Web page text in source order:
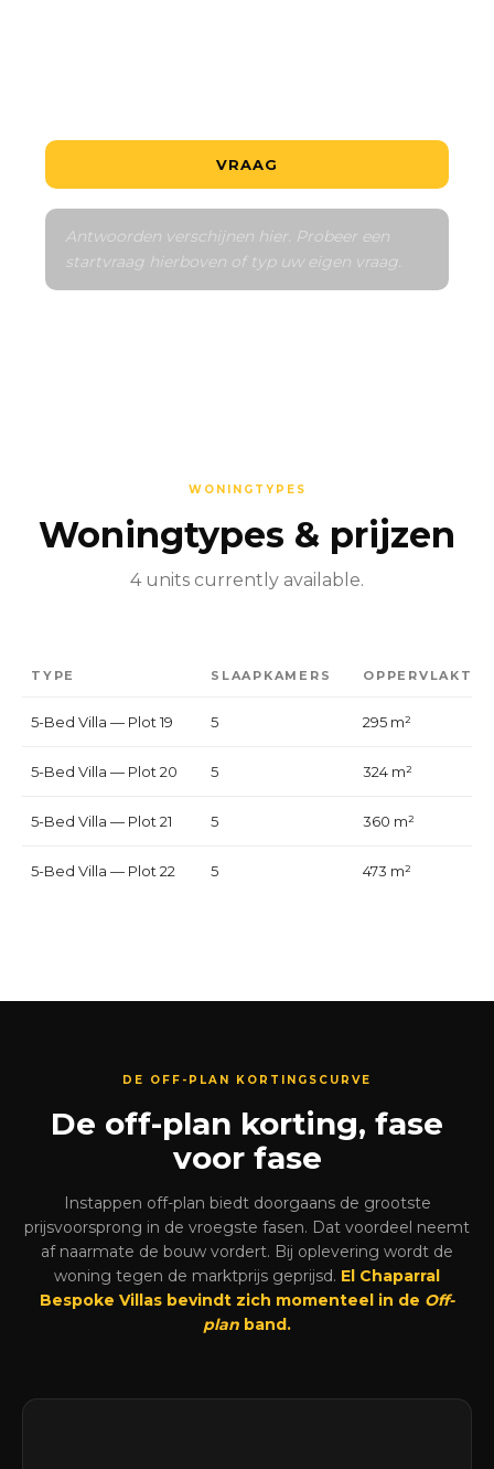
VRAAG
Antwoorden verschijnen hier. Probeer een
startvraag hierboven of typ uw eigen vraag.
WONINGTYPES
Woningtypes & prijzen
4 units currently available.
TYPE SLAAPKAMERS OPPERVLAKTE
5-Bed Villa — Plot 19 5 295 m²
5-Bed Villa — Plot 20 5 324 m²
5-Bed Villa — Plot 21 5 360 m²
5-Bed Villa — Plot 22 5 473 m²
DE OFF-PLAN KORTINGSCURVE
De off-plan korting, fase
voor fase
Instappen off-plan biedt doorgaans de grootste
prijsvoorsprong in de vroegste fasen. Dat voordeel neemt
af naarmate de bouw vordert. Bij oplevering wordt de
woning tegen de marktprijs geprijsd. El Chaparral
Bespoke Villas bevindt zich momenteel in de Off-
plan band.